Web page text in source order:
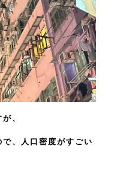
、
、人口密度がすごい